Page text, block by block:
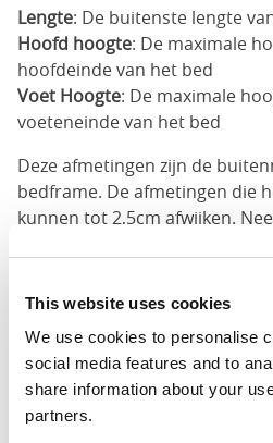
This website uses cookies
We use cookies to personalise
social media features and to
share information about your
partners.
Lengte: De buitenste lengte
Hoofd hoogte: De maximale
hoofdeinde van het bed
Voet Hoogte: De maximale
voeteneinde van het bed
Deze afmetingen zijn de
bedframe. De afmetingen die
kunnen tot 2,5cm afwijken.
Af
Onze standaard houten
wit.